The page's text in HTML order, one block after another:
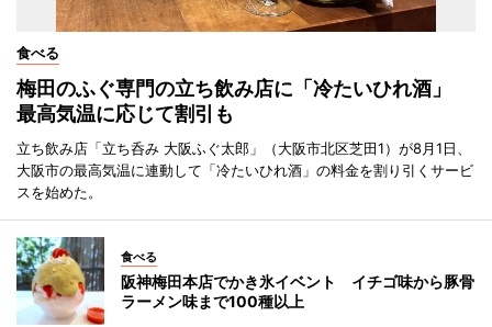
食べる
梅田のふぐ専門の立ち飲み店に「冷たいひれ酒」
最高気温に応じて割引も
立ち飲み店「立ち呑み 大阪ふぐ太郎」（大阪市北区芝田1）が8月1日、
大阪市の最高気温に連動して「冷たいひれ酒」の料金を割り引くサービ
スを始めた。
食べる
阪神梅田本店でかき氷イベント イチゴ味から豚骨
ラーメン味まで100種以上